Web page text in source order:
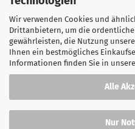
Wir verwenden Cookies und
Drittanbietern, um die
gewährleisten, die Nutzung
Ihnen ein bestmögliches
Informationen finden Sie in
Alle
Nur
Wir sind für Sie wie folgt
Montag bis Donnerstag von 9 bis
Telefon: 02445-8517300
Email: office@eosgroup.de